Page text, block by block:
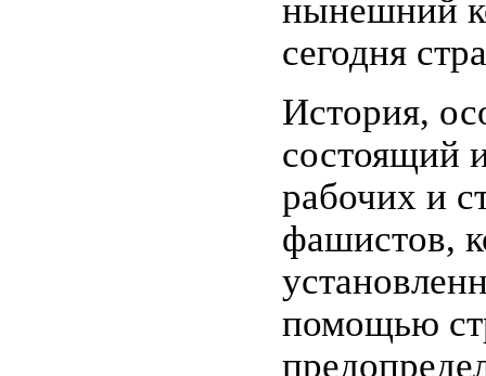
нынешний
сегодня
История,
состоящий
рабочих и
фашистов,
помощью